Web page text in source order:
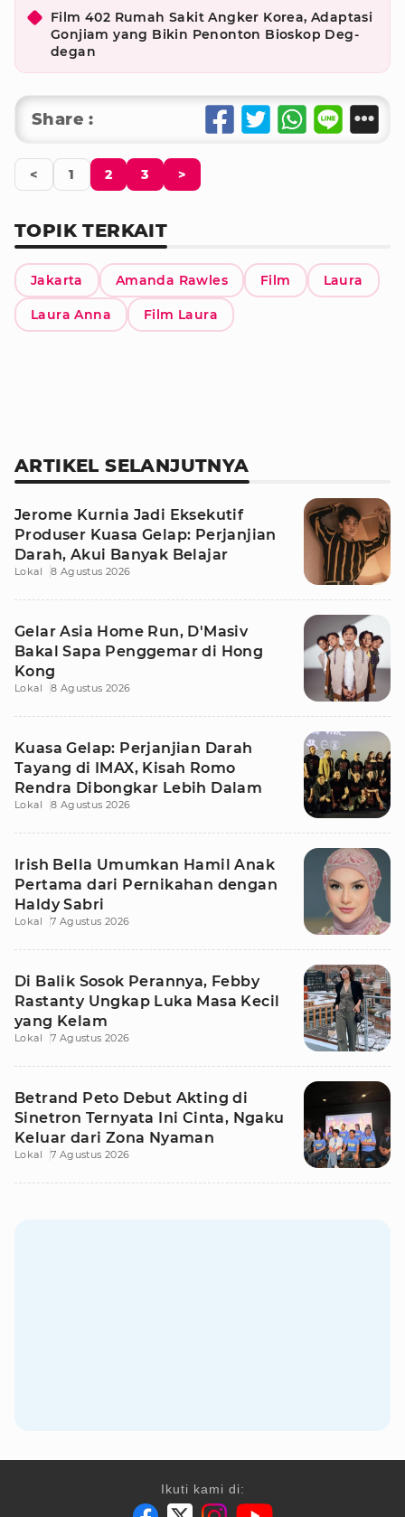
Film 402 Rumah Sakit Angker Korea, Adaptasi
Gonjiam yang Bikin Penonton Bioskop Deg-
degan
Share :
< 1 2 3 >
TOPIK TERKAIT
Jakarta Amanda Rawles Film Laura
Laura Anna Film Laura
ARTIKEL SELANJUTNYA
Jerome Kurnia Jadi Eksekutif
Produser Kuasa Gelap: Perjanjian
Darah, Akui Banyak Belajar
Lokal 8 Agustus 2026
Gelar Asia Home Run, D'Masiv
Bakal Sapa Penggemar di Hong
Kong
Lokal 8 Agustus 2026
Kuasa Gelap: Perjanjian Darah
Tayang di IMAX, Kisah Romo
Rendra Dibongkar Lebih Dalam
Lokal 8 Agustus 2026
Irish Bella Umumkan Hamil Anak
Pertama dari Pernikahan dengan
Haldy Sabri
Lokal 7 Agustus 2026
Di Balik Sosok Perannya, Febby
Rastanty Ungkap Luka Masa Kecil
yang Kelam
Lokal 7 Agustus 2026
Betrand Peto Debut Akting di
Sinetron Ternyata Ini Cinta, Ngaku
Keluar dari Zona Nyaman
Lokal 7 Agustus 2026
Ikuti kami di: